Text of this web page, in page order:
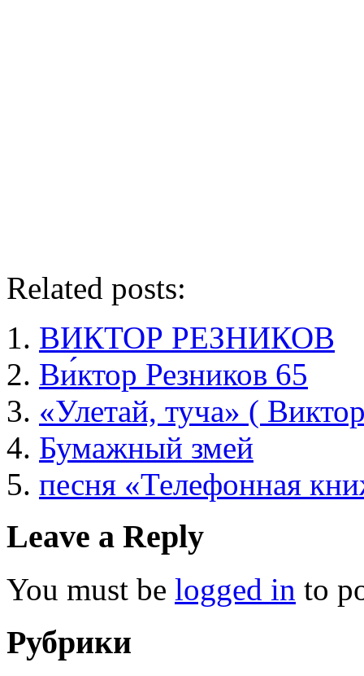
Related posts:
ВИКТОР РЕЗНИКОВ
Ви́ктор Резников 65
«Улетай, туча» (
Бумажный змей
песня «Телефонная
Leave a Reply
You must be logged in to
Рубрики